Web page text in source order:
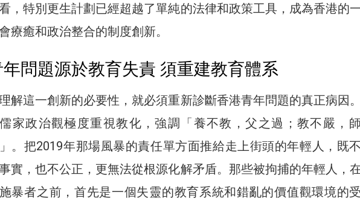
，特別更生計劃已經超越了單純的法律和政策工具，成為香港的
療癒和政治整合的制度創新。
問題源於教育失責 須重建教育體系
解這一創新的必要性，就必須重新診斷香港青年問題的真正病因
家政治觀極度重視教化，強調「養不教，父之過；教不嚴，
。把2019年那場風暴的責任單方面推給走上街頭的年輕人，既
實，也不公正，更無法從根源化解矛盾。那些被拘捕的年輕人，
暴者之前，首先是一個失靈的教育系統和錯亂的價值觀環境的